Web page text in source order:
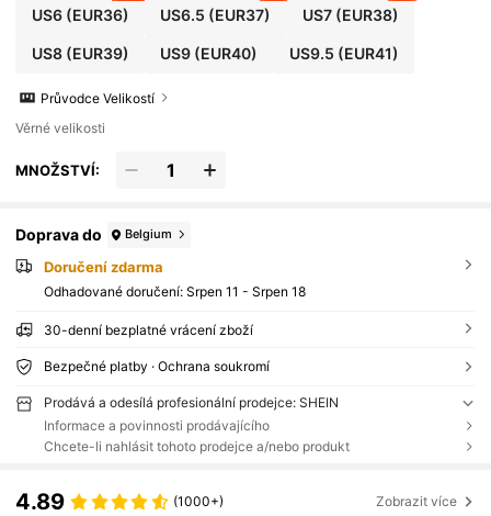
US6(EUR36) US6.5 (EUR37) US7(EUR38)
US8(EUR39) US9 (EUR40) US9.5 (EUR41)
Průvodce Velikostí
Věrné velikosti
MNOŽSTVÍ:
Doprava do Belgium
Doručení zdarma
Odhadované doručení: Srpen 11 - Srpen 18
30-denní bezplatné vrácení zboží
Bezpečné platby · Ochrana soukromí
Prodává a odesílá profesionální prodejce: SHEIN
Informace a povinnosti prodávajícího
Chcete-li nahlásit tohoto prodejce a/nebo produkt
4.89 (1000+) Zobrazit více